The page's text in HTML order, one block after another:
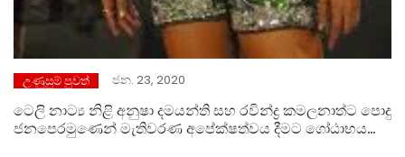
උණුසුම් පුවත් ජන. 23, 2020
ටෙලි නාට්‍ය නිළි අනුෂා දමයන්ති සහ රවින්ද්‍ර කමලනාත්ට පොදු
ජනපෙරමුණෙන් මැතිවරණ අපේක්ෂත්වය දීමට ගෝඨාභය